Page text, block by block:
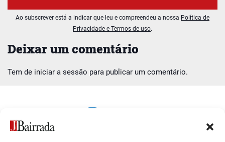
Deixar um comentário
Tem de iniciar a sessão para publicar um comentário.
Ao subscrever está a indicar que leu e compreendeu a nossa Política de
Privacidade e Termos de uso.